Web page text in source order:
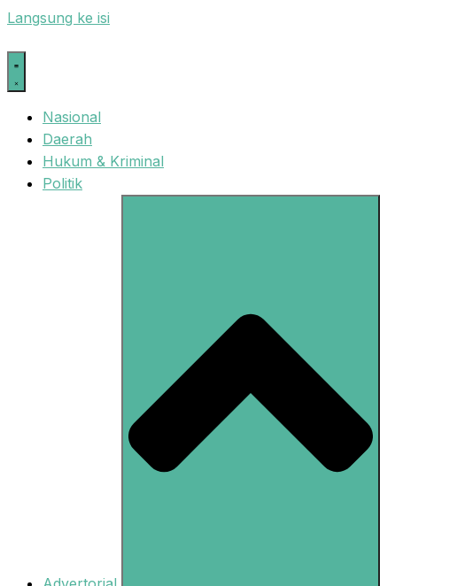
Langsung ke isi
Nasional
Daerah
Hukum & Kriminal
Politik